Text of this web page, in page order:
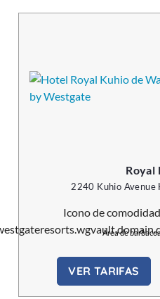
Royal
2240 Kuhio Avenue
Área de
VER TARIFAS